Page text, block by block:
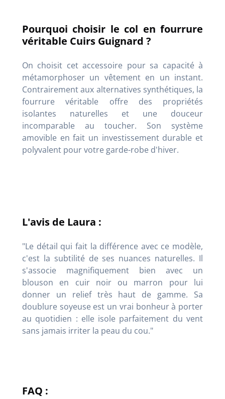
Pourquoi choisir le col en fourrure
véritable Cuirs Guignard ?
On choisit cet accessoire pour sa capacité à
métamorphoser un vêtement en un instant.
Contrairement aux alternatives synthétiques, la
fourrure véritable offre des propriétés
isolantes naturelles et une douceur
incomparable au toucher. Son système
amovible en fait un investissement durable et
polyvalent pour votre garde-robe d'hiver.
L'avis de Laura :
"Le détail qui fait la différence avec ce modèle,
c'est la subtilité de ses nuances naturelles. Il
s'associe magnifiquement bien avec un
blouson en cuir noir ou marron pour lui
donner un relief très haut de gamme. Sa
doublure soyeuse est un vrai bonheur à porter
au quotidien : elle isole parfaitement du vent
sans jamais irriter la peau du cou."
FAQ :